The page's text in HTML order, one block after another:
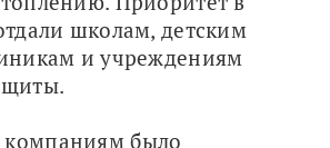
школам, детским
и учреждениям
было